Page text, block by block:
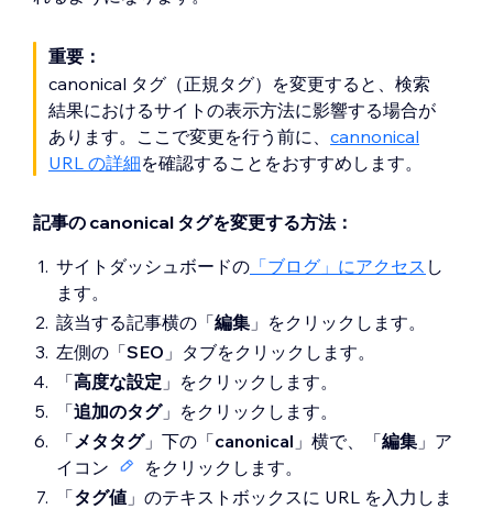
重要：
canonical タグ（正規タグ）を変更すると、検索
結果におけるサイトの表示方法に影響する場合が
あります。ここで変更を行う前に、 cannonical
URL の詳細を確認することをおすすめします。
記事の canonical タグを変更する方法：
サイトダッシュボードの 「ブログ」にアクセス し
ます。
該当する記事横の「編集 」をクリックします。
左側の「SEO 」タブをクリックします。
「高度な設定 」をクリックします。
「追加のタグ」をクリックします。
「 メタタグ」下の「canonical 」横で、「編集 」ア
イコン
をクリックします。
「タグ値 」のテキストボックスに URL を入力しま